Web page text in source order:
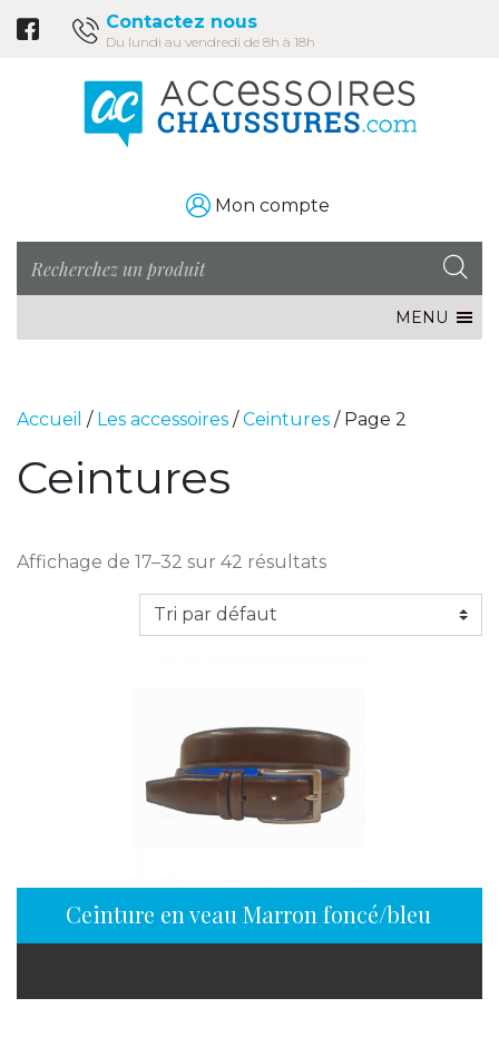
Contactez nous
Du lundi au vendredi de 8h à 18h
Mon compte
MENU
Accueil / Les accessoires /Ceintures / Page 2
Ceintures
Affichage de 17–32 sur 42 résultats
Ceinture en veau Marron foncé/bleu en 35